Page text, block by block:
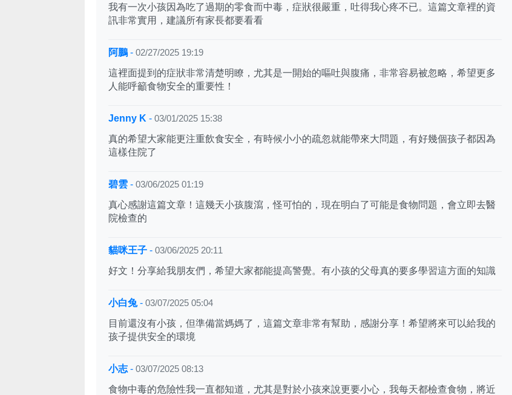
我有一次小孩因為吃了過期的零食而中毒，症狀很嚴重，吐得我心疼不已。這篇文章裡的資
訊非常實用，建議所有家長都要看看
阿鵬- 02/27/2025 19:19
這裡面提到的症狀非常清楚明瞭，尤其是一開始的嘔吐與腹痛，非常容易被忽略，希望更多
人能呼籲食物安全的重要性！
Jenny K - 03/01/2025 15:38
真的希望大家能更注重飲食安全，有時候小小的疏忽就能帶來大問題，有好幾個孩子都因為
這樣住院了
碧雲- 03/06/2025 01:19
真心感謝這篇文章！這幾天小孩腹瀉，怪可怕的，現在明白了可能是食物問題，會立即去醫
院檢查的
貓咪王子- 03/06/2025 20:11
好文！分享給我朋友們，希望大家都能提高警覺。有小孩的父母真的要多學習這方面的知識
小白兔- 03/07/2025 05:04
目前還沒有小孩，但準備當媽媽了，這篇文章非常有幫助，感謝分享！希望將來可以給我的
孩子提供安全的環境
小志- 03/07/2025 08:13
食物中毒的危險性我一直都知道，尤其是對於小孩來說更要小心，我每天都檢查食物，將近